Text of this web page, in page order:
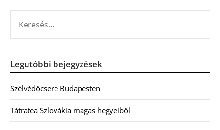
Legutóbbi bejegyzések
Szélvédőcsere Budapesten
Tátratea Szlovákia magas hegyeiből